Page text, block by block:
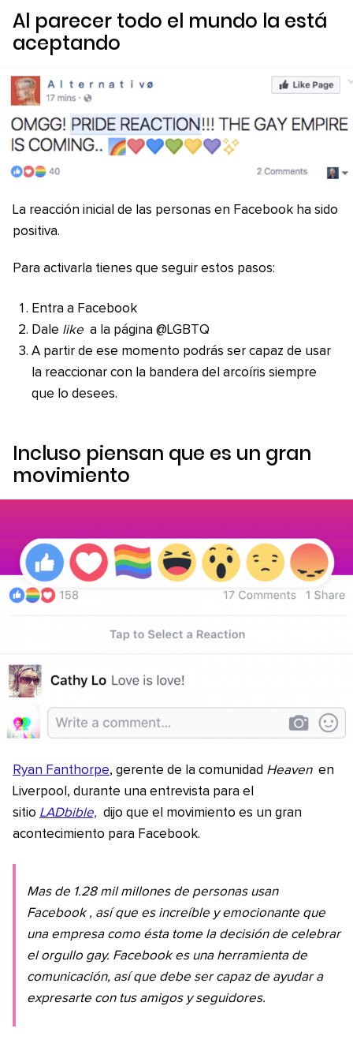
Al parecer todo el mundo la está
aceptando
La reacción inicial de las personas en Facebook ha sido
positiva.
Para activarla tienes que seguir estos pasos:
Entra a Facebook
Dale like a la página @LGBTQ
A partir de ese momento podrás ser capaz de usar
la reaccionar con la bandera del arcoíris siempre
que lo desees.
Incluso piensan que es un gran
movimiento
Ryan Fanthorpe, gerente de la comunidad Heaven en
Liverpool, durante una entrevista para el
sitio LADbible, dijo que el movimiento es un gran
acontecimiento para Facebook.
Mas de 1.28 mil millones de personas usan
Facebook , así que es increíble y emocionante que
una empresa como ésta tome la decisión de celebrar
el orgullo gay. Facebook es una herramienta de
comunicación, así que debe ser capaz de ayudar a
expresarte con tus amigos y seguidores.